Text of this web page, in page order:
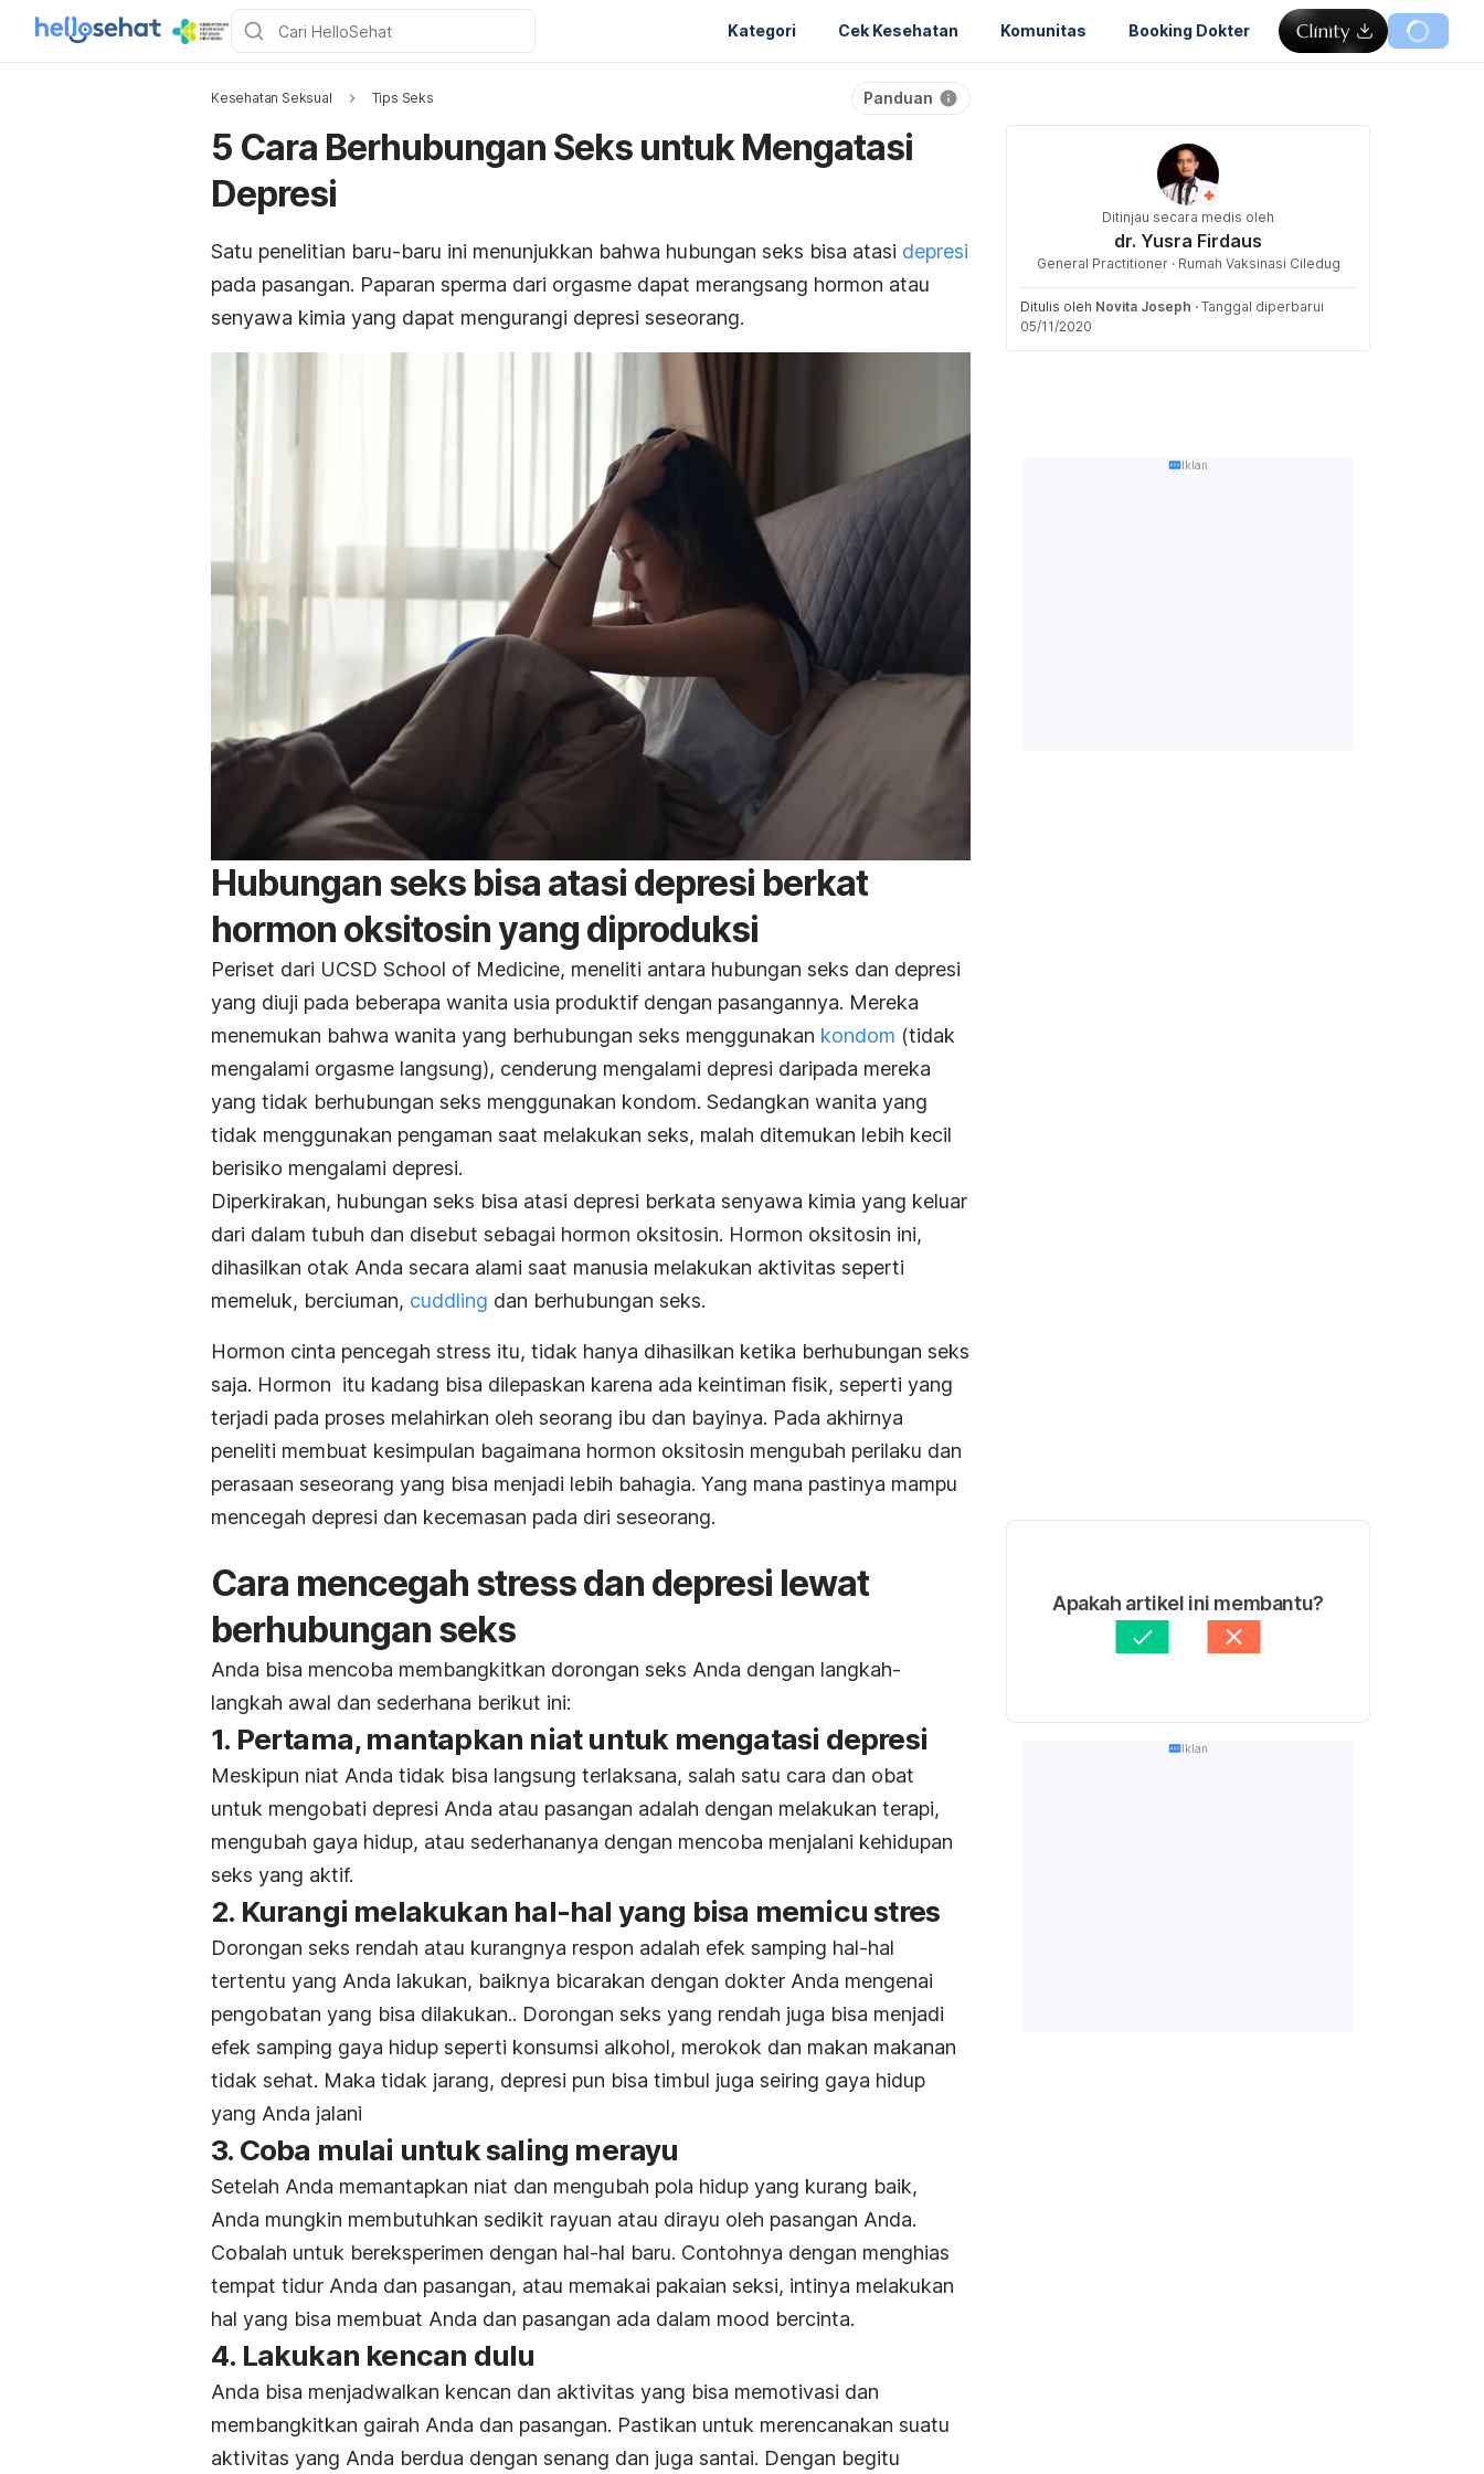
Kategori Cek Kesehatan Komunitas Booking Dokter
Kesehatan Seksual Tips Seks Panduan
5 Cara Berhubungan Seks untuk Mengatasi
Depresi
Satu penelitian baru-baru ini menunjukkan bahwa hubungan seks bisa atasi depresi
pada pasangan. Paparan sperma dari orgasme dapat merangsang hormon atau
senyawa kimia yang dapat mengurangi depresi seseorang.
Hubungan seks bisa atasi depresi berkat
hormon oksitosin yang diproduksi
Periset dari UCSD School of Medicine, meneliti antara hubungan seks dan depresi
yang diuji pada beberapa wanita usia produktif dengan pasangannya. Mereka
menemukan bahwa wanita yang berhubungan seks menggunakan kondom (tidak
mengalami orgasme langsung), cenderung mengalami depresi daripada mereka
yang tidak berhubungan seks menggunakan kondom. Sedangkan wanita yang
tidak menggunakan pengaman saat melakukan seks, malah ditemukan lebih kecil
berisiko mengalami depresi.
Diperkirakan, hubungan seks bisa atasi depresi berkata senyawa kimia yang keluar
dari dalam tubuh dan disebut sebagai hormon oksitosin. Hormon oksitosin ini,
dihasilkan otak Anda secara alami saat manusia melakukan aktivitas seperti
memeluk, berciuman, cuddling dan berhubungan seks.
Hormon cinta pencegah stress itu, tidak hanya dihasilkan ketika berhubungan seks
saja. Hormon itu kadang bisa dilepaskan karena ada keintiman fisik, seperti yang
terjadi pada proses melahirkan oleh seorang ibu dan bayinya. Pada akhirnya
peneliti membuat kesimpulan bagaimana hormon oksitosin mengubah perilaku dan
perasaan seseorang yang bisa menjadi lebih bahagia. Yang mana pastinya mampu
mencegah depresi dan kecemasan pada diri seseorang.
Cara mencegah stress dan depresi lewat
berhubungan seks
Anda bisa mencoba membangkitkan dorongan seks Anda dengan langkah-
langkah awal dan sederhana berikut ini:
1. Pertama, mantapkan niat untuk mengatasi depresi
Meskipun niat Anda tidak bisa langsung terlaksana, salah satu cara dan obat
untuk mengobati depresi Anda atau pasangan adalah dengan melakukan terapi,
mengubah gaya hidup, atau sederhananya dengan mencoba menjalani kehidupan
seks yang aktif.
2. Kurangi melakukan hal-hal yang bisa memicu stres
Dorongan seks rendah atau kurangnya respon adalah efek samping hal-hal
tertentu yang Anda lakukan, baiknya bicarakan dengan dokter Anda mengenai
pengobatan yang bisa dilakukan.. Dorongan seks yang rendah juga bisa menjadi
efek samping gaya hidup seperti konsumsi alkohol, merokok dan makan makanan
tidak sehat. Maka tidak jarang, depresi pun bisa timbul juga seiring gaya hidup
yang Anda jalani
3. Coba mulai untuk saling merayu
Setelah Anda memantapkan niat dan mengubah pola hidup yang kurang baik,
Anda mungkin membutuhkan sedikit rayuan atau dirayu oleh pasangan Anda.
Cobalah untuk bereksperimen dengan hal-hal baru. Contohnya dengan menghias
tempat tidur Anda dan pasangan, atau memakai pakaian seksi, intinya melakukan
hal yang bisa membuat Anda dan pasangan ada dalam mood bercinta.
4. Lakukan kencan dulu
Anda bisa menjadwalkan kencan dan aktivitas yang bisa memotivasi dan
membangkitkan gairah Anda dan pasangan. Pastikan untuk merencanakan suatu
aktivitas yang Anda berdua dengan senang dan juga santai. Dengan begitu
Ditinjau secara medis oleh
dr. Yusra Firdaus
General Practitioner · Rumah Vaksinasi Ciledug
Ditulis oleh Novita Joseph · Tanggal diperbarui
05/11/2020
Iklan
Apakah artikel ini membantu?
Iklan